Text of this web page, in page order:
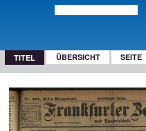
TITEL ÜBERSICHT SEITE